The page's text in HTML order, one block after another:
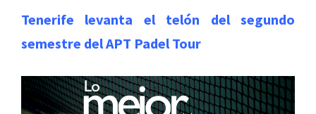
Tenerife levanta el telón del segundo
semestre del APT Padel Tour